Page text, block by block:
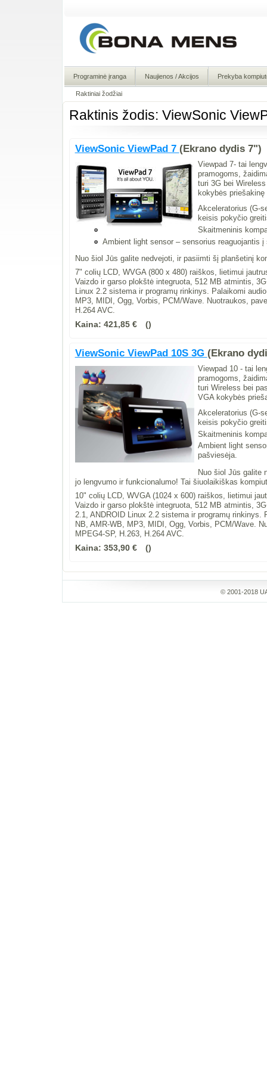
Programinė įranga Naujienos / Akcijos Prekyba
Raktiniai žodžiai
Raktinis žodis: ViewSonic
ViewSonic ViewPad 7 (Ekrano dydis 7")
Viewpad 7- tai
pramogoms,
turi 3G bei
kokybės
Akceleratorius (G-
keisis pokyčio
Skaitmeninis
Ambient light sensor – sensorius
Nuo šiol Jūs galite nedvejoti, ir pasiimti šį planšetinį
7" colių LCD, WVGA (800 x 480) raiškos, lietimui
Vaizdo ir garso plokštė integruota, 512 MB atmintis,
Linux 2.2 sistema ir programų rinkinys. Palaikomi
MP3, MIDI, Ogg, Vorbis, PCM/Wave. Nuotraukos,
H.264 AVC.
Kaina: 421,85 €
ViewSonic ViewPad 10S 3G (Ekrano
Viewpad 10 - tai
pramogoms,
turi Wireless bei
VGA kokybės
Akceleratorius (G-
keisis pokyčio
Skaitmeninis
Ambient light
pašviesėja.
Nuo šiol Jūs galite
jo lengvumo ir funkcionalumo! Tai šiuolaikiškas
10" colių LCD, WVGA (1024 x 600) raiškos, lietimui
Vaizdo ir garso plokštė integruota, 512 MB atmintis,
2.1, ANDROID Linux 2.2 sistema ir programų rinkinys.
NB, AMR-WB, MP3, MIDI, Ogg, Vorbis, PCM/Wave.
MPEG4-SP, H.263, H.264 AVC.
Kaina: 353,90 €
© 2001-2018